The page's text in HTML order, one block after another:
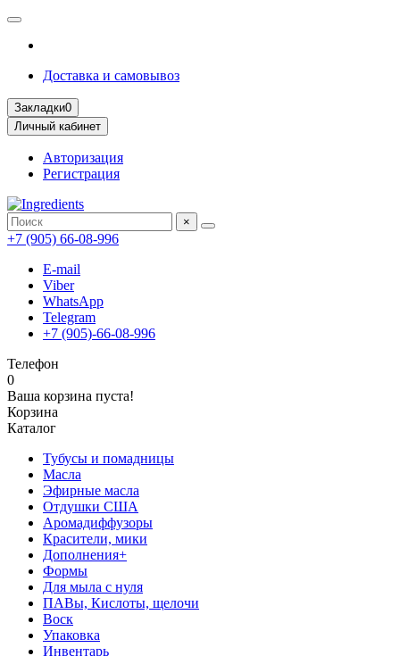
Доставка и самовывоз
Закладки0
Личный кабинет
Авторизация
Регистрация
×
+7 (905) 66-08-996
E-mail
Viber
WhatsApp
Telegram
+7 (905)-66-08-996
Телефон
0
Ваша корзина пуста!
Корзина
Каталог
Тубусы и помадницы
Масла
Эфирные масла
Отдушки США
Аромадиффузоры
Красители, мики
Дополнения+
Формы
Для мыла с нуля
ПАВы, Кислоты, щелочи
Воск
Упаковка
Инвентарь